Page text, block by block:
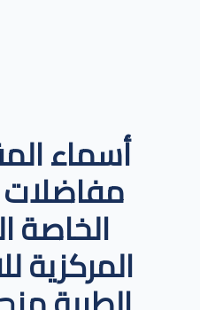
أسماء
الخاصة
المركزية